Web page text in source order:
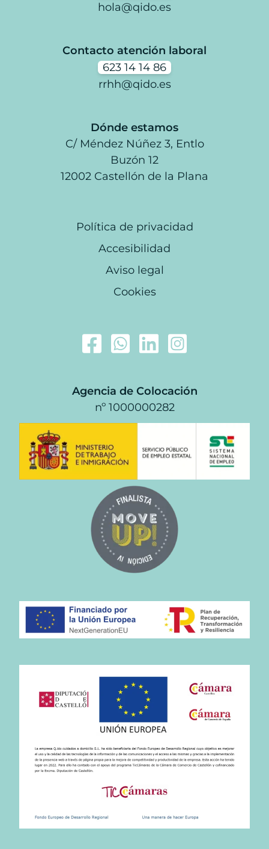
hola@qido.es
Contacto atención laboral
623 14 14 86
rrhh@qido.es
Política de privacidad
Accesibilidad
Aviso legal
Cookies
Dónde estamos
C/ Méndez Núñez 3, Entlo
Buzón 12
12002 Castellón de la Plana
Agencia de Colocación
nº 1000000282